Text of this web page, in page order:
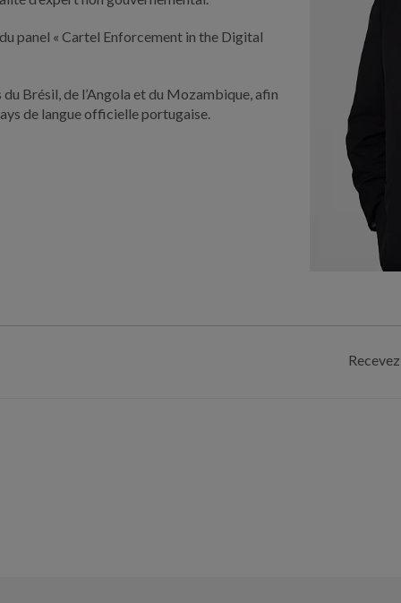
panel « Cartel Enforcement in the Digital
Brésil, de l’Angola et du Mozambique, afin
de langue officielle portugaise.